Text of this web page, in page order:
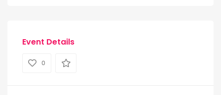
Event Details
0